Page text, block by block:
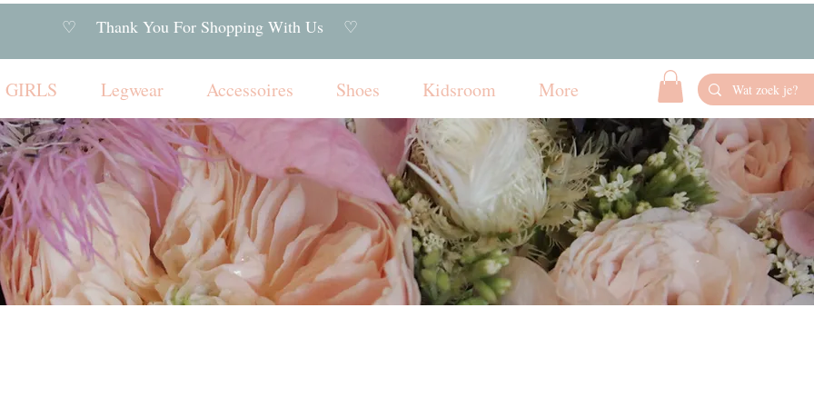
♡ Thank You For Shopping With Us ♡
GIRLS Legwear Accessoires Shoes Kidsroom More